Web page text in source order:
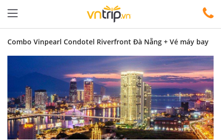
Combo Vinpearl Condotel Riverfront Đà Nẵng + Vé máy bay